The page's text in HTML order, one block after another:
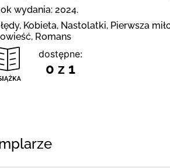
wydania: 2024.
Kobieta, Nastolatki, Pierwsza
Romans
dostępne:
0 z 1